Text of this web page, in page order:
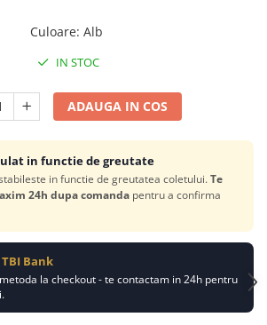
Culoare: Alb
IN STOC
ADAUGA IN COS
in functie de greutate
in functie de greutatea coletului.Te
24h dupa comanda pentru a confirma
Bank
la checkout - te contactam in 24h pentru